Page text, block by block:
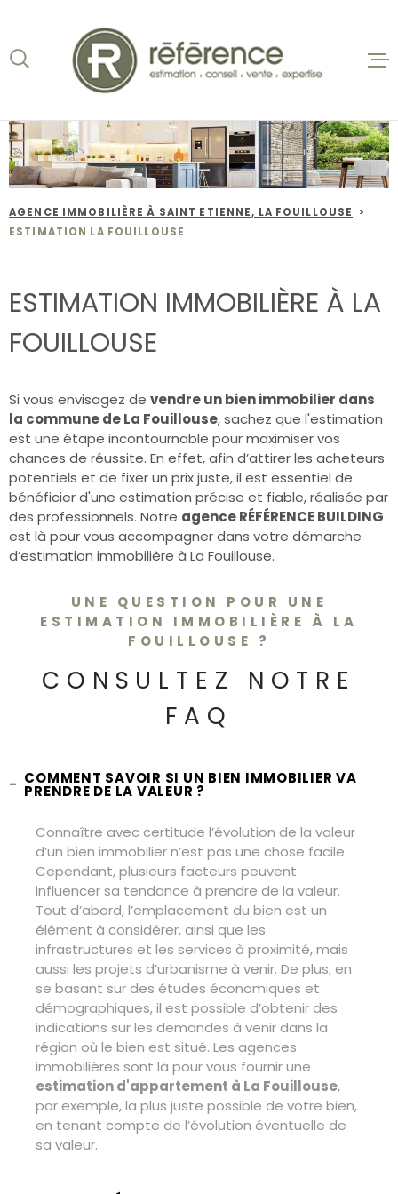
la
recherche
menu
principal
contenu
ACCUEIL
VENTES
BIENS
CONTACT
AGENCE IMMOBILIÈRE À SAINT ETIENNE, LA FOUILLOUSE
ESTIMATION LA FOUILLOUSE
ESTIMATION IMMOBILIÈRE À LA
FOUILLOUSE
Si vous envisagez de vendre un bien immobilier dans
la commune de La Fouillouse, sachez que l'estimation
est une étape incontournable pour maximiser vos
chances de réussite. En effet, afin d’attirer les acheteurs
potentiels et de fixer un prix juste, il est essentiel de
bénéficier d'une estimation précise et fiable, réalisée par
des professionnels. Notre agence RÉFÉRENCE BUILDING
est là pour vous accompagner dans votre démarche
d’estimation immobilière à La Fouillouse.
UNE QUESTION POUR UNE
ESTIMATION IMMOBILIÈRE À LA
FOUILLOUSE ?
CONSULTEZ NOTRE
FAQ
COMMENT SAVOIR SI UN BIEN IMMOBILIER VA
PRENDRE DE LA VALEUR ?
Connaître avec certitude l’évolution de la valeur
d’un bien immobilier n’est pas une chose facile.
Cependant, plusieurs facteurs peuvent
influencer sa tendance à prendre de la valeur.
Tout d’abord, l’emplacement du bien est un
élément à considérer, ainsi que les
infrastructures et les services à proximité, mais
aussi les projets d’urbanisme à venir. De plus, en
se basant sur des études économiques et
démographiques, il est possible d’obtenir des
indications sur les demandes à venir dans la
région où le bien est situé. Les agences
immobilières sont là pour vous fournir une
estimation d'appartement à La Fouillouse,
par exemple, la plus juste possible de votre bien,
en tenant compte de l’évolution éventuelle de
sa valeur.